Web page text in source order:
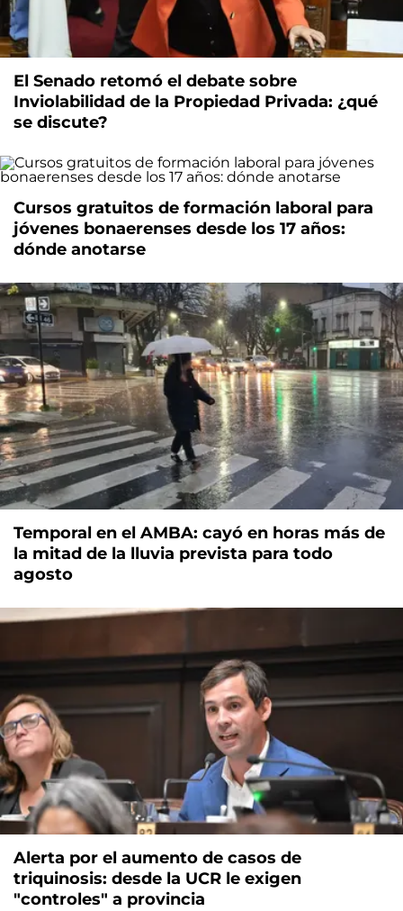
El Senado retomó el debate sobre
Inviolabilidad de la Propiedad Privada: ¿qué
se discute?
Cursos gratuitos de formación laboral para
jóvenes bonaerenses desde los 17 años:
dónde anotarse
Temporal en el AMBA: cayó en horas más de
la mitad de la lluvia prevista para todo
agosto
Alerta por el aumento de casos de
triquinosis: desde la UCR le exigen
"controles" a provincia